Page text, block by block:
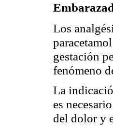
Los
gestación
fenómeno
La
es
del dolor y